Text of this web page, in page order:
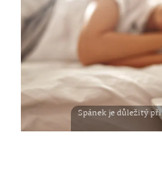
Spánek je důležitý